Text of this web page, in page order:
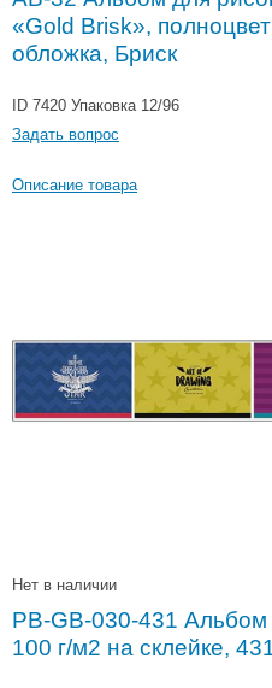
«Gold Brisk»,
обложка, Бриск
ID 7420 Упаковка 12/96
Задать вопрос
Описание товара
Нет в наличии
PB-GB-030-431
100 г/м2 на склейке,